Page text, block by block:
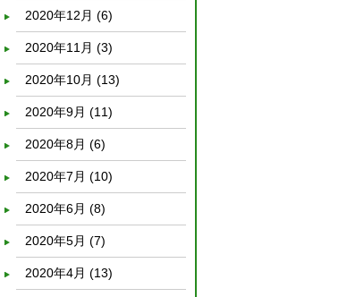
2020年12月 (6)
2020年11月 (3)
2020年10月 (13)
2020年9月 (11)
2020年8月 (6)
2020年7月 (10)
2020年6月 (8)
2020年5月 (7)
2020年4月 (13)